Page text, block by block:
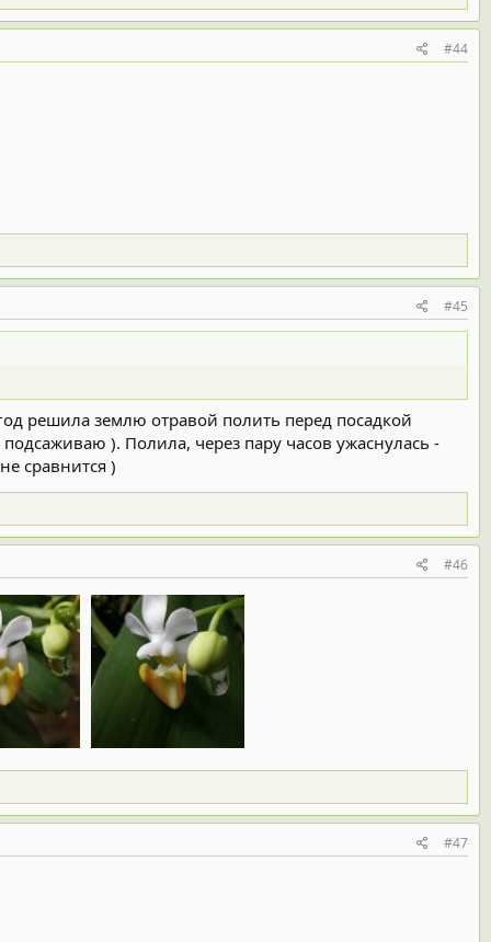
#44
#45
решила землю отравой полить перед посадкой
). Полила, через пару часов ужаснулась -
сравнится )
#46
#47